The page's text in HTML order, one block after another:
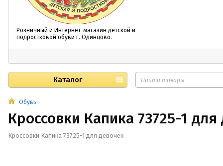
Розничный и Интернет-магазин детской и
подростковой обуви г. Одинцово.
Каталог
Обувь
Кроссовки Капика 73725-1 для
Кроссовки Капика 73725-1 для девочек